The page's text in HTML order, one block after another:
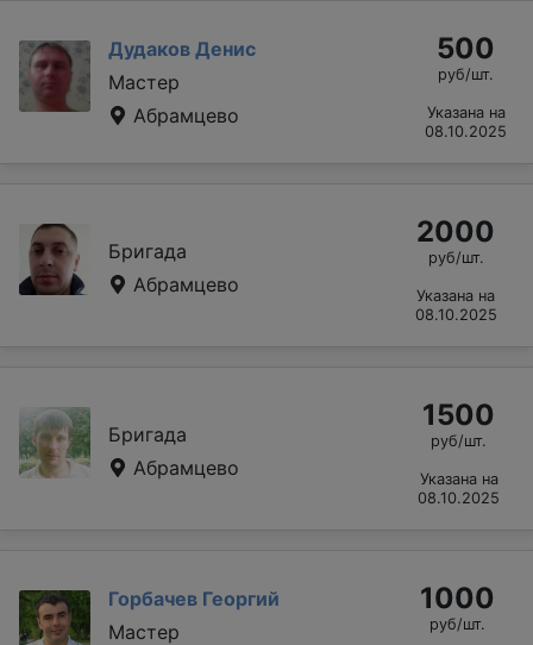
Дудаков Денис
Мастер
Абрамцево
500
руб/шт.
Указана на
08.10.2025
Бригада
Абрамцево
2000
руб/шт.
Указана на
08.10.2025
Бригада
Абрамцево
1500
руб/шт.
Указана на
08.10.2025
Горбачев Георгий
Мастер
1000
руб/шт.